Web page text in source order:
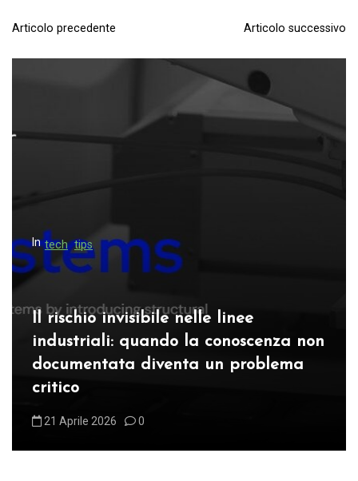
N
a
g
n
a
l
Articolo precedente Articolo successivo
In tech tips
Il rischio invisibile nelle linee
industriali: quando la conoscenza non
documentata diventa un problema
critico
21 Aprile 2026 0